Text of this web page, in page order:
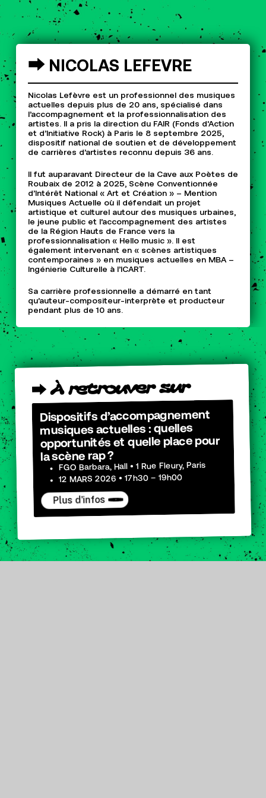
⮕ NICOLAS LEFEVRE
Nicolas Lefèvre est un professionnel des musiques
actuelles depuis plus de 20 ans, spécialisé dans
l’accompagnement et la professionnalisation des
artistes. Il a pris la direction du FAIR (Fonds d’Action
et d’Initiative Rock) à Paris le 8 septembre 2025,
dispositif national de soutien et de développement
de carrières d’artistes reconnu depuis 36 ans.
Il fut auparavant Directeur de la Cave aux Poètes de
Roubaix de 2012 à 2025, Scène Conventionnée
d’Intérêt National « Art et Création » – Mention
Musiques Actuelle où il défendait un projet
artistique et culturel autour des musiques urbaines,
le jeune public et l’accompagnement des artistes
de la Région Hauts de France vers la
professionnalisation « Hello music ». Il est
également intervenant en « scènes artistiques
contemporaines » en musiques actuelles en MBA –
Ingénierie Culturelle à l’ICART.
Sa carrière professionnelle a démarré en tant
qu’auteur-compositeur-interprète et producteur
pendant plus de 10 ans.
⮕ À retrouver sur
Dispositifs d’accompagnement
musiques actuelles : quelles
opportunités et quelle place pour
la scène rap ?
FGO Barbara, Hall • 1 Rue Fleury, Paris
12 MARS 2026 • 17h30 – 19h00
Plus d'infos